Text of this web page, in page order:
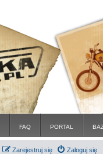
FAQ PORTAL
Zaloguj się
Zarejestruj się